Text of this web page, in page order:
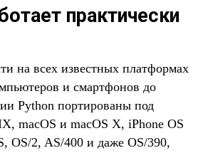
практически
на всех известных платформах
и смартфонов до
Python портированы под
macOS и macOS X, iPhone OS
OS/2, AS/400 и даже OS/390,